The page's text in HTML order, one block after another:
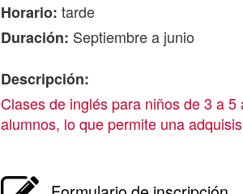
Horario: tarde
Duración: Septiembre a junio
Descripción:
Clases de inglés para niños de 3 a
alumnos, lo que permite una